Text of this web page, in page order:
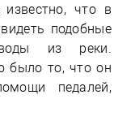
что в
подобные
из реки.
было то, что он
педалей,